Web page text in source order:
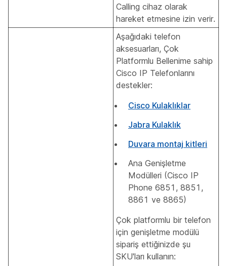
Calling cihaz olarak
hareket etmesine izin verir.
Aşağıdaki telefon
aksesuarları, Çok
Platformlu Bellenime sahip
Cisco IP Telefonlarını
destekler:
Cisco Kulaklıklar
Jabra Kulaklık
Duvara montaj kitleri
Ana Genişletme
Modülleri (Cisco IP
Phone 6851, 8851,
8861 ve 8865)
Çok platformlu bir telefon
için genişletme modülü
sipariş ettiğinizde şu
SKU'ları kullanın: